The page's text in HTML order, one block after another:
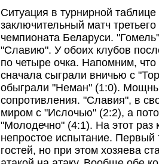
Ситуация в турнирной
заключительный матч
чемпионата Беларуси.
"Славию". У обоих клубов
по четыре очка. Напомним,
сначала сыграли вничью с
обыграли "Неман" (1:0).
сопротивления. "Славия", в
миром с "Ислочью" (2:2), а
"Молодечно" (4:1). На этот
непростое испытание.
гостей, но при этом хозяева